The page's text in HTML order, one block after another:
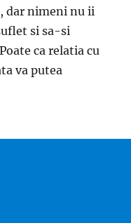
dar nimeni nu ii
si sa-si
ca relatia cu
va putea